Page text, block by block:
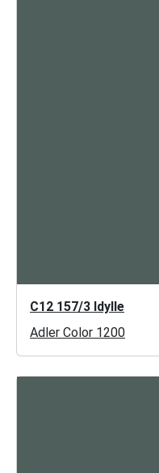
C12 157/3 Idylle
Adler Color 1200